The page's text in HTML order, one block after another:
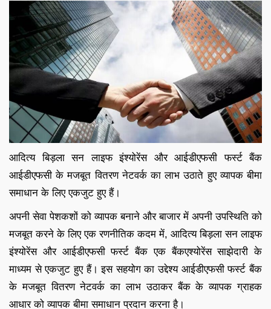
आदित्य बिड़ला सन लाइफ इंश्योरेंस और आईडीएफसी फर्स्ट बैंक
आईडीएफसी के मजबूत वितरण नेटवर्क का लाभ उठाते हुए व्यापक बीमा
समाधान के लिए एकजुट हुए हैं।
अपनी सेवा पेशकशों को व्यापक बनाने और बाजार में अपनी उपस्थिति को
मजबूत करने के लिए एक रणनीतिक कदम में, आदित्य बिड़ला सन लाइफ
इंश्योरेंस और आईडीएफसी फर्स्ट बैंक एक बैंकएश्योरेंस साझेदारी के
माध्यम से एकजुट हुए हैं। इस सहयोग का उद्देश्य आईडीएफसी फर्स्ट बैंक
के मजबूत वितरण नेटवर्क का लाभ उठाकर बैंक के व्यापक ग्राहक
आधार को व्यापक बीमा समाधान प्रदान करना है।